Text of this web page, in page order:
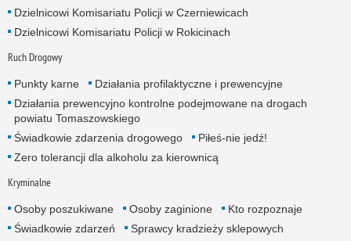
Dzielnicowi Komisariatu Policji w Czerniewicach
Dzielnicowi Komisariatu Policji w Rokicinach
Ruch Drogowy
Punkty karne
Działania profilaktyczne i prewencyjne
Działania prewencyjno kontrolne podejmowane na drogach
powiatu Tomaszowskiego
Świadkowie zdarzenia drogowego
Piłeś-nie jedź!
Zero tolerancji dla alkoholu za kierownicą
Kryminalne
Osoby poszukiwane Osoby zaginione
Kto rozpoznaje
Świadkowie zdarzeń
Sprawcy kradzieży sklepowych